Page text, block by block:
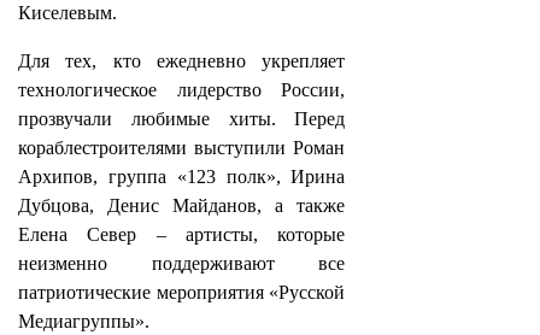
Киселевым.
Для тех, кто ежедневно укрепляет
технологическое лидерство России,
прозвучали любимые хиты. Перед
кораблестроителями выступили Роман
Архипов, группа «123 полк», Ирина
Дубцова, Денис Майданов, а также
Елена Север – артисты, которые
неизменно поддерживают все
патриотические мероприятия «Русской
Медиагруппы».